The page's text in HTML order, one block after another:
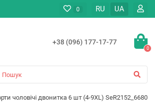
0 RU UA
+38 (096) 177-17-77
0
чоловічі двонитка 6 шт (4-9XL) SeR2152_6680